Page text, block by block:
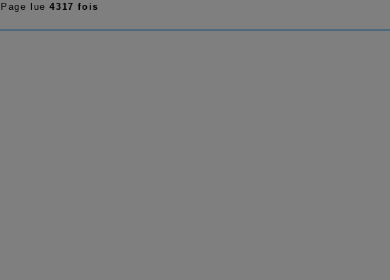
Page lue4317 fois